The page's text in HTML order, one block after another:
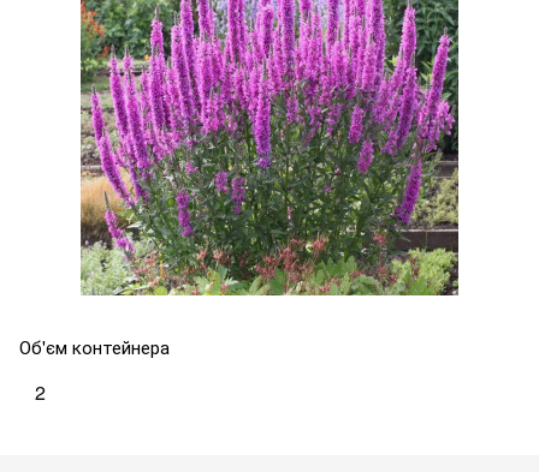
Об'єм контейнера
2